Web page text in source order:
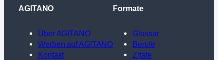
AGITANO
Über AGITANO
Werben auf AGITANO
Kontakt
Formate
Glossar
Berufe
Zitate